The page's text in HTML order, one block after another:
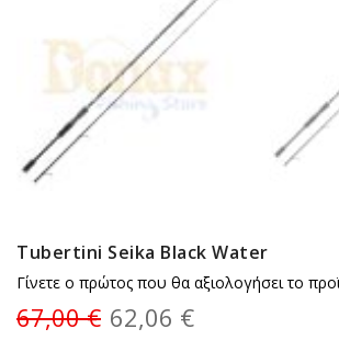
Tubertini Seika Black Water
Γίνετε ο πρώτος που θα αξιολογήσει το
62,06 €
67,00 €